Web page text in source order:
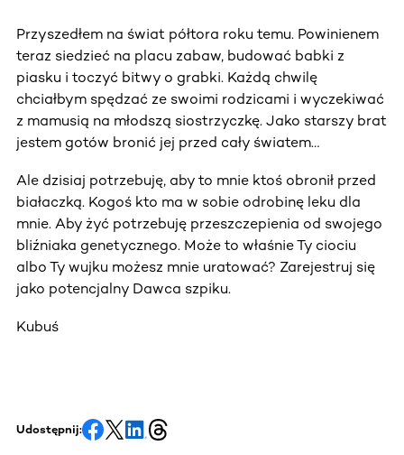
Przyszedłem na świat półtora roku temu. Powinienem
teraz siedzieć na placu zabaw, budować babki z
piasku i toczyć bitwy o grabki. Każdą chwilę
chciałbym spędzać ze swoimi rodzicami i wyczekiwać
z mamusią na młodszą siostrzyczkę. Jako starszy brat
jestem gotów bronić jej przed cały światem…
Ale dzisiaj potrzebuję, aby to mnie ktoś obronił przed
białaczką. Kogoś kto ma w sobie odrobinę leku dla
mnie. Aby żyć potrzebuję przeszczepienia od swojego
bliźniaka genetycznego. Może to właśnie Ty ciociu
albo Ty wujku możesz mnie uratować? Zarejestruj się
jako potencjalny Dawca szpiku.
Kubuś
Udostępnij: